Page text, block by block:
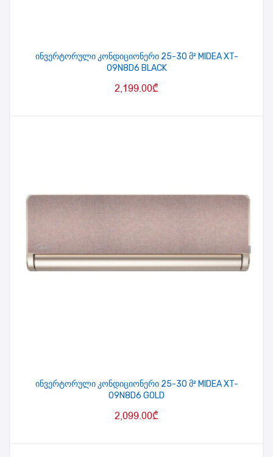
ინვერტორული კონდიციონერი 25-30 მ² MIDEA XT-
09N8D6 BLACK
2,199.00₾
ინვერტორული კონდიციონერი 25-30 მ² MIDEA XT-
09N8D6 GOLD
2,099.00₾